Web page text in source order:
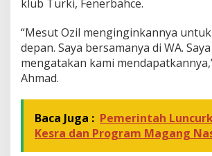
M
l
l
a
klub Turki, Fenerbahce.
“Mesut Ozil menginginkannya
depan. Saya bersamanya di WA.
mengatakan kami
Ahmad.
Baca Juga : Pemerintah
Kesra dan Program Magang